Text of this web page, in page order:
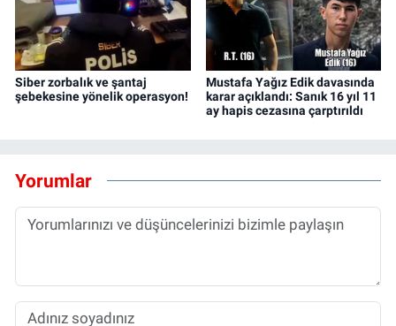
Siber zorbalık ve şantaj
şebekesine yönelik operasyon!
Mustafa Yağız Edik davasında
karar açıklandı: Sanık 16 yıl 11
ay hapis cezasına çarptırıldı
Yorumlar